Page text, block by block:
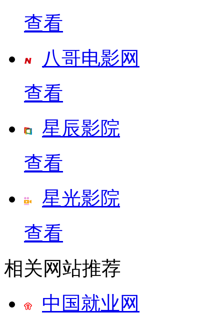
查看
八哥电影网
查看
星辰影院
查看
星光影院
查看
相关网站推荐
中国就业网